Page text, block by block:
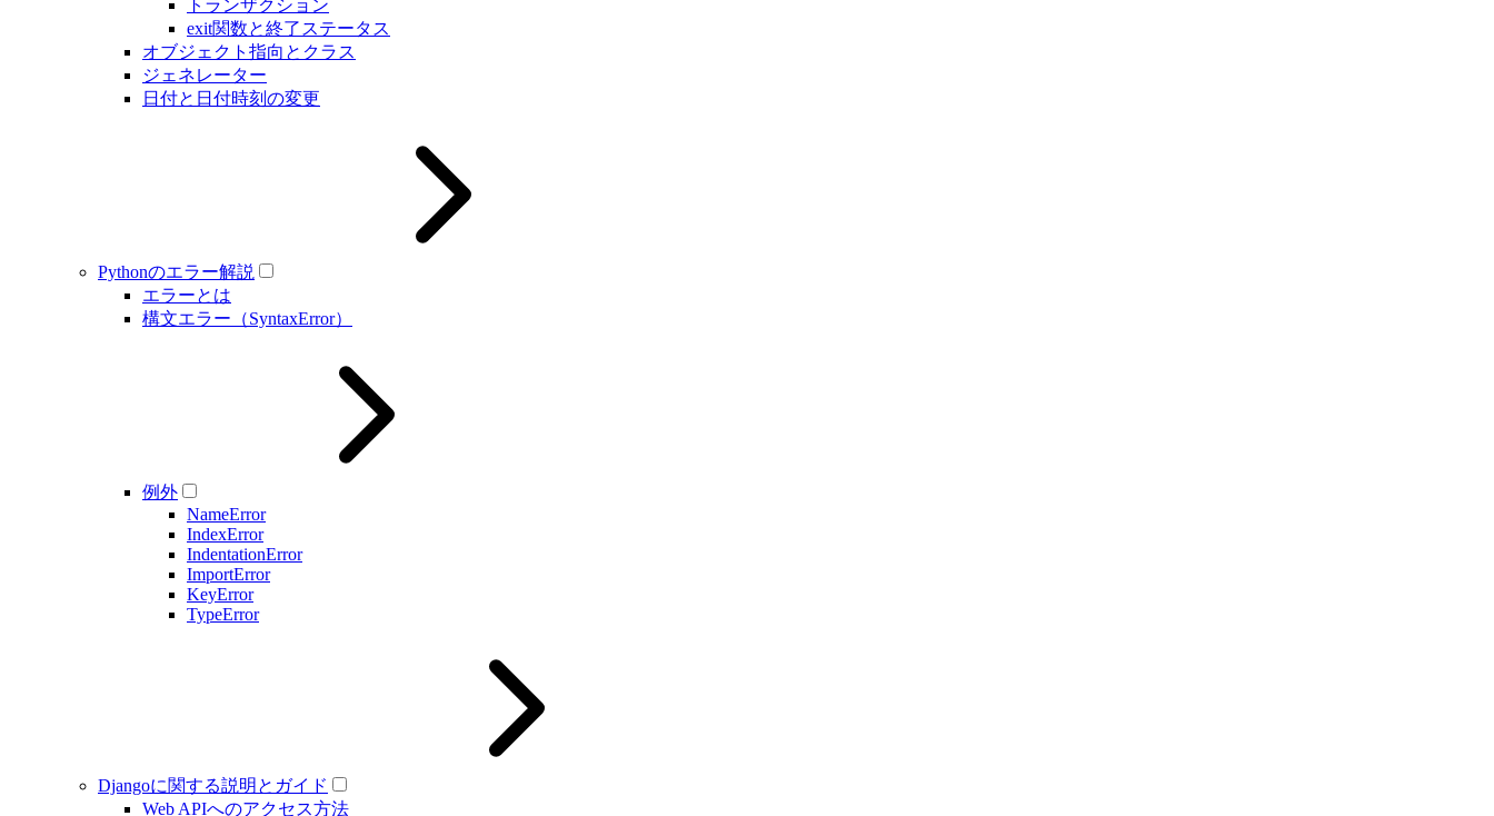
トランザクション
exit関数と終了ステータス
オブジェクト指向とクラス
ジェネレーター
日付と日付時刻の変更
Pythonのエラー解説
エラーとは
構文エラー（SyntaxError）
例外
NameError
IndexError
IndentationError
ImportError
KeyError
TypeError
Djangoに関する説明とガイド
Web APIへのアクセス方法